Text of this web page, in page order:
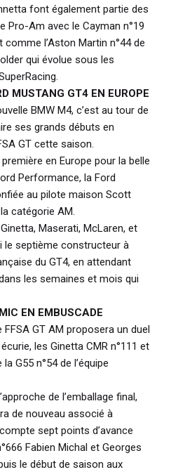
font également partie des
Pro-Am avec le Cayman n°19
comme l’Aston Martin n°44 de
qui évolue sous les
MUSTANG GT4 EN EUROPE
BMW M4, c’est au tour de
ses grands débuts en
GT cette saison.
première en Europe pour la belle
Performance, la Ford
au pilote maison Scott
catégorie AM.
Maserati, McLaren, et
le septième constructeur à
du GT4, en attendant
les semaines et mois qui
EN EMBUSCADE
GT AM proposera un duel
les Ginetta CMR n°111 et
G55 n°54 de l’équipe
de l’emballage final,
de nouveau associé à
sept points d’avance
Fabien Michal et Georges
le début de saison aux